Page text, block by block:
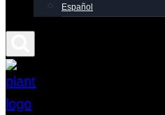
Español